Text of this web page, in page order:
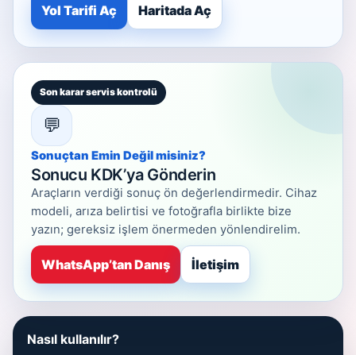
Yol Tarifi Aç Haritada Aç
Son karar servis kontrolü
💬
Sonuçtan Emin Değil misiniz?
Sonucu KDK’ya Gönderin
Araçların verdiği sonuç ön değerlendirmedir. Cihaz
modeli, arıza belirtisi ve fotoğrafla birlikte bize
yazın; gereksiz işlem önermeden yönlendirelim.
WhatsApp’tan Danış İletişim
Nasıl kullanılır?